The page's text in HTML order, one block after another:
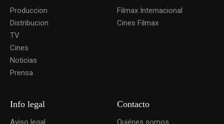
Produccion
Distribucion
TV
Cines
Noticias
Prensa
Filmax Internacional
Cines Filmax
Info legal
Aviso legal
Contacto
Quiénes somos